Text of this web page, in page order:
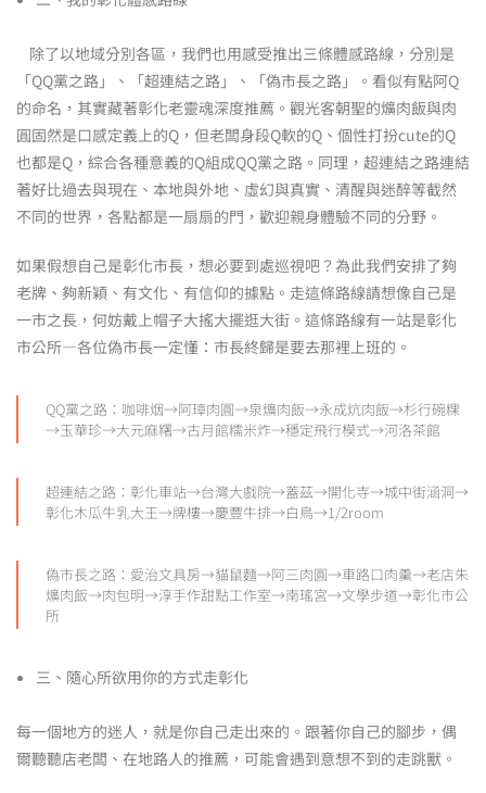
除了以地域分別各區，我們也用感受推出三條體感路線，分別是
「QQ黨之路」、「超連結之路」、「偽市長之路」。看似有點阿Q
的命名，其實藏著彰化老靈魂深度推薦。觀光客朝聖的爌肉飯與肉
圓固然是口感定義上的Q，但老闆身段Q軟的Q、個性打扮cute的Q
也都是Q，綜合各種意義的Q組成QQ黨之路。同理，超連結之路連結
著好比過去與現在、本地與外地、虛幻與真實、清醒與迷醉等截然
不同的世界，各點都是一扇扇的門，歡迎親身體驗不同的分野。
如果假想自己是彰化市長，想必要到處巡視吧？為此我們安排了夠
老牌、夠新穎、有文化、有信仰的據點。走這條路線請想像自己是
一市之長，何妨戴上帽子大搖大擺逛大街。這條路線有一站是彰化
市公所—各位偽市長一定懂：市長終歸是要去那裡上班的。
QQ黨之路：咖啡烟→阿璋肉圓→泉爌肉飯→永成炕肉飯→杉行碗粿
→玉華珍→大元麻糬→古月館糯米炸→穩定飛行模式→河洛茶館
超連結之路：彰化車站→台灣大戲院→蓋茲→開化寺→城中街涵洞→
彰化木瓜牛乳大王→牌樓→慶豐牛排→白鳥→1/2room
偽市長之路：愛治文具房→貓鼠麵→阿三肉圓→車路口肉羹→老店朱
爌肉飯→肉包明→淳手作甜點工作室→南瑤宮→文學步道→彰化市公
所
三、隨心所欲用你的方式走彰化
每一個地方的迷人，就是你自己走出來的。跟著你自己的腳步，偶
爾聽聽店老闆、在地路人的推薦，可能會遇到意想不到的走跳獸。